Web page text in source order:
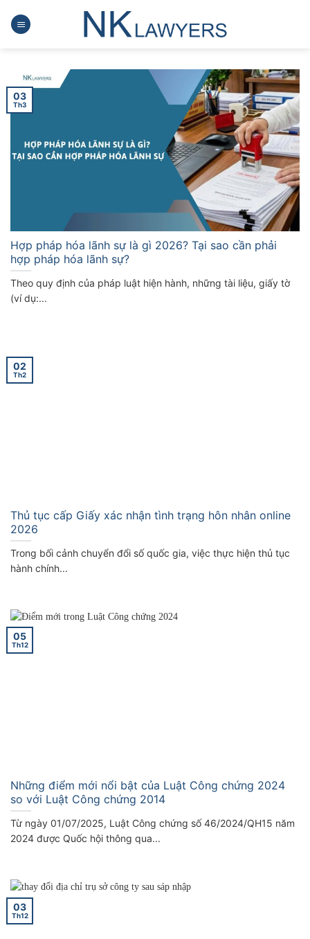
content
Hợp pháp hóa lãnh sự là gì 2026? Tại sao cần phải
hợp pháp hóa lãnh sự?
Theo quy định của pháp luật hiện hành, những tài liệu, giấy tờ
(ví dụ:...
03
Th3
Thủ tục cấp Giấy xác nhận tình trạng hôn nhân online
2026
Trong bối cảnh chuyển đổi số quốc gia, việc thực hiện thủ tục
hành chính...
02
Th2
Những điểm mới nổi bật của Luật Công chứng 2024
so với Luật Công chứng 2014
Từ ngày 01/07/2025, Luật Công chứng số 46/2024/QH15 năm
2024 được Quốc hội thông qua...
05
Th12
03
Th12